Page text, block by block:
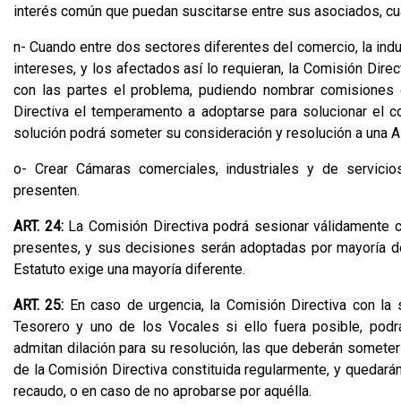
interés común que puedan suscitarse entre sus asociados,
n- Cuando entre dos sectores diferentes del comercio, la
intereses, y los afectados así lo requieran, la Comisión
con las partes el problema, pudiendo nombrar
Directiva el temperamento a adoptarse para solucionar el
solución podrá someter su consideración y resolución a una
o- Crear Cámaras comerciales, industriales y de
presenten.
ART. 24:La Comisión Directiva podrá sesionar
presentes, y sus decisiones serán adoptadas por mayoría
Estatuto exige una mayoría diferente.
ART. 25: En caso de urgencia, la Comisión Directiva con
Tesorero y uno de los Vocales si ello fuera posible,
admitan dilación para su resolución, las que deberán
de la Comisión Directiva constituida regularmente, y
recaudo, o en caso de no aprobarse por aquélla.